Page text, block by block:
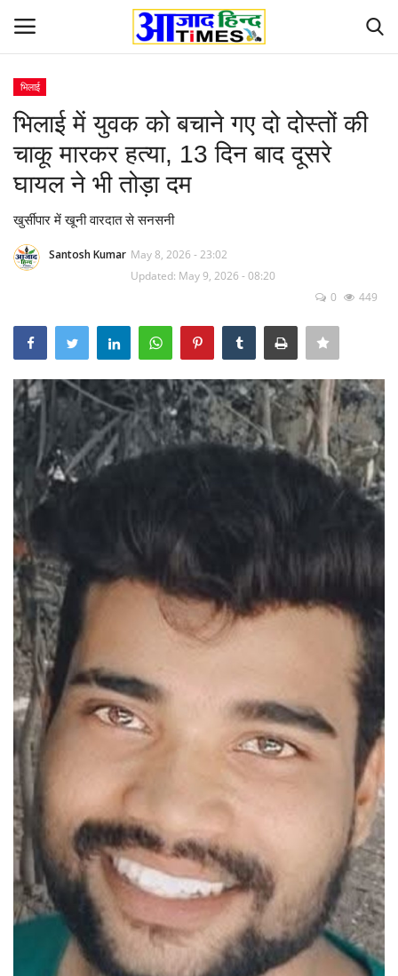
Home
Contact
छत्तीसगढ़ राज्य
दुनिया
मनोरंजन
सेहत
धर्म
करियर
राशिफल
खेल
बिजनेस
फोटो
वीडियो
भिलाई
भिलाई में युवक को बचाने गए दो दोस्तों की
चाकू मारकर हत्या, 13 दिन बाद दूसरे
घायल ने भी तोड़ा दम
खुर्सीपार में खूनी वारदात से सनसनी
Santosh Kumar May 8, 2026 - 23:02
Updated: May 9, 2026 - 08:20
0
449